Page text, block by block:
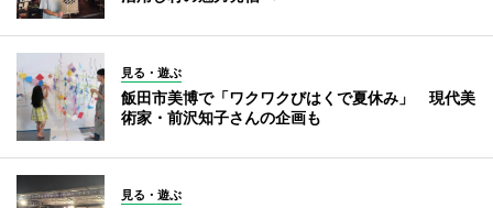
見る・遊ぶ
飯田市美博で「ワクワクびはくで夏休み」 現代美
術家・前沢知子さんの企画も
見る・遊ぶ